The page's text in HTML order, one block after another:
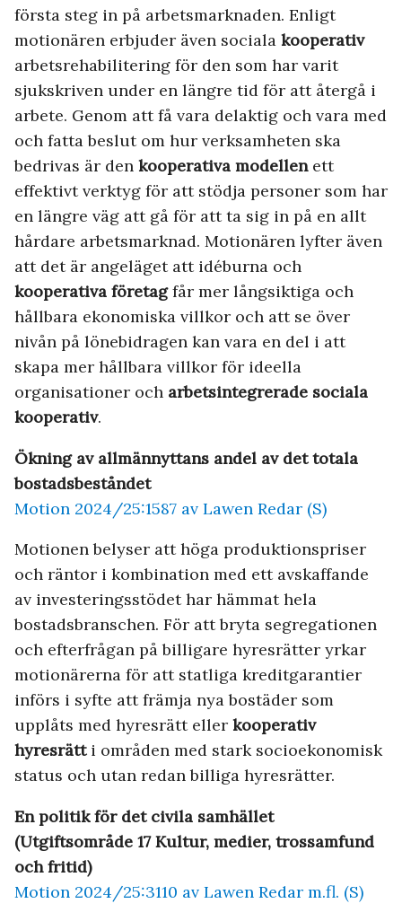
första steg in på arbetsmarknaden. Enligt
motionären erbjuder även sociala kooperativ
arbetsrehabilitering för den som har varit
sjukskriven under en längre tid för att återgå i
arbete. Genom att få vara delaktig och vara med
och fatta beslut om hur verksamheten ska
bedrivas är den kooperativa modellenett
effektivt verktyg för att stödja personer som har
en längre väg att gå för att ta sig in på en allt
hårdare arbetsmarknad. Motionären lyfter även
att det är angeläget att idéburna och
kooperativa företagfår mer långsiktiga och
hållbara ekonomiska villkor och att se över
nivån på lönebidragen kan vara en del i att
skapa mer hållbara villkor för ideella
organisationer och arbetsintegrerade sociala
kooperativ.
Ökning av allmännyttans andel av det totala
bostadsbeståndet
​​Motion 2024/25:1587 av Lawen Redar (S)
Motionen belyser att höga produktionspriser
och räntor i kombination med ett avskaffande
av investeringsstödet har hämmat hela
bostadsbranschen. För att bryta segregationen
och efterfrågan på billigare hyresrätter yrkar
motionärerna för att statliga kreditgarantier
införs i syfte att främja nya bostäder som
upplåts med hyresrätt eller kooperativ
hyresrätti områden med stark socioekonomisk
status och utan redan billiga hyresrätter.
En politik för det civila samhället
(Utgiftsområde 17 Kultur, medier, trossamfund
och fritid)
Motion 2024/25:3110 av Lawen Redar m.fl. (S)